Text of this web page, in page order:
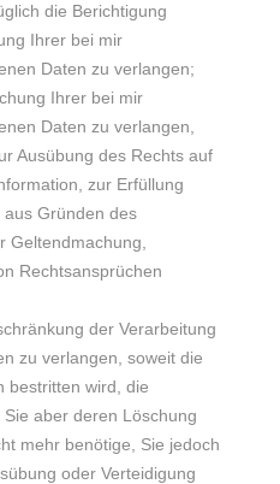
die Berichtigung
Ihrer bei mir
Daten zu verlangen;
Ihrer bei mir
Daten zu verlangen,
Ausübung des Rechts auf
zur Erfüllung
Gründen des
Geltendmachung,
Rechtsansprüchen
der Verarbeitung
zu verlangen, soweit die
bestritten wird, die
aber deren Löschung
mehr benötige, Sie jedoch
oder Verteidigung